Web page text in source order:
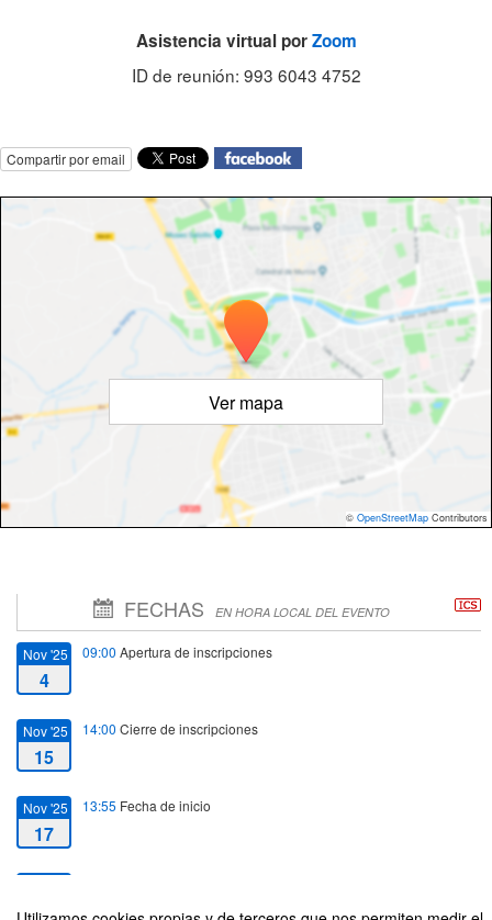
Asistencia virtual porZoom
ID de reunión: 993 6043 4752
Compartir por email
Ver mapa
© OpenStreetMap Contributors
FECHAS EN HORA LOCAL DEL EVENTO
Nov '25
4
09:00 Apertura de inscripciones
Nov '25
15
14:00 Cierre de inscripciones
Nov '25
17
13:55 Fecha de inicio
17